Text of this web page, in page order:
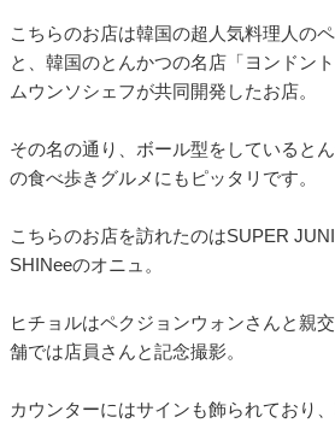
こちらのお店は韓国の超人気料理人の
と、韓国のとんかつの名店「ヨンドン
ムウンソシェフが共同開発したお店。
その名の通り、ボール型をしていると
の食べ歩きグルメにもピッタリです。
こちらのお店を訪れたのはSUPER
SHINeeのオニュ。
ヒチョルはペクジョンウォンさんと親
舗では店員さんと記念撮影。
カウンターにはサインも飾られており